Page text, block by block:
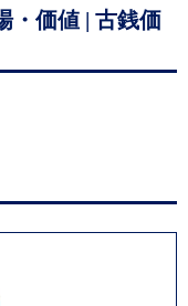
・価値 | 古銭価